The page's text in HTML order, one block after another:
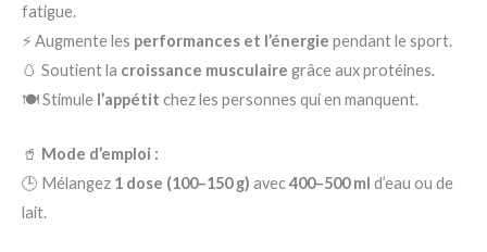
fatigue.
⚡ Augmente les performances et l’énergie pendant le sport.
🥚 Soutient la croissance musculaire grâce aux protéines.
🍽️ Stimule l’appétit chez les personnes qui en manquent.
🥤 Mode d’emploi :
🕒 Mélangez 1 dose (100–150 g) avec400–500 ml d’eau ou de
lait.